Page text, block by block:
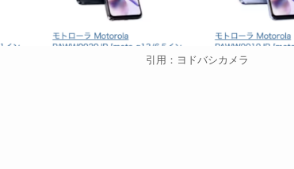
引用：ヨドバシカメラ